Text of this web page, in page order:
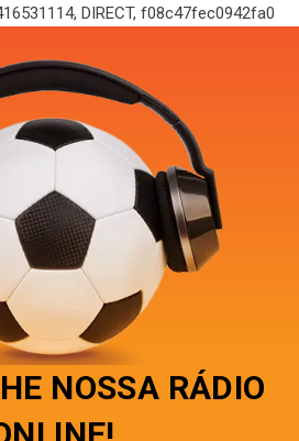
DIRECT, f08c47fec0942fa0
NOSSA RÁDIO